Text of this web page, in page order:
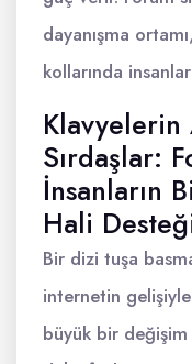
dayanışma
kollarında
Klavyelerin
Sırdaşlar:
İnsanların
Hali
Bir dizi tuşa
internetin
büyük bir değişim